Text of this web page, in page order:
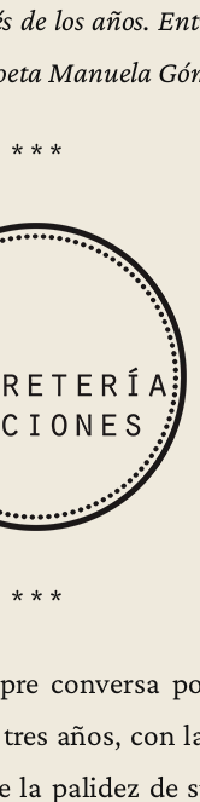
de los años.
Manuela
* * *
* * *
conversa
años, con
la palidez de